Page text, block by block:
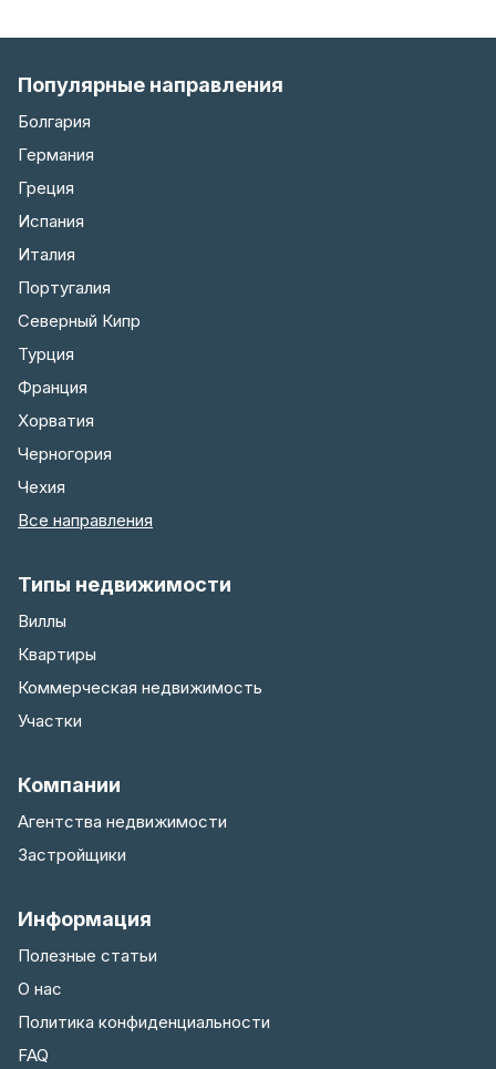
Популярные направления
Болгария
Германия
Греция
Испания
Италия
Португалия
Северный Кипр
Турция
Франция
Хорватия
Черногория
Чехия
Все направления
Типы недвижимости
Виллы
Квартиры
Коммерческая недвижимость
Участки
Компании
Агентства недвижимости
Застройщики
Информация
Полезные статьи
О нас
Политика конфиденциальности
FAQ